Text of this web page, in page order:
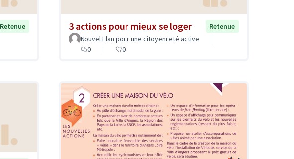
Retenue 3 actions pour mieux se loger
Retenue
Nouvel Elan pour une citoyenneté active
0
0